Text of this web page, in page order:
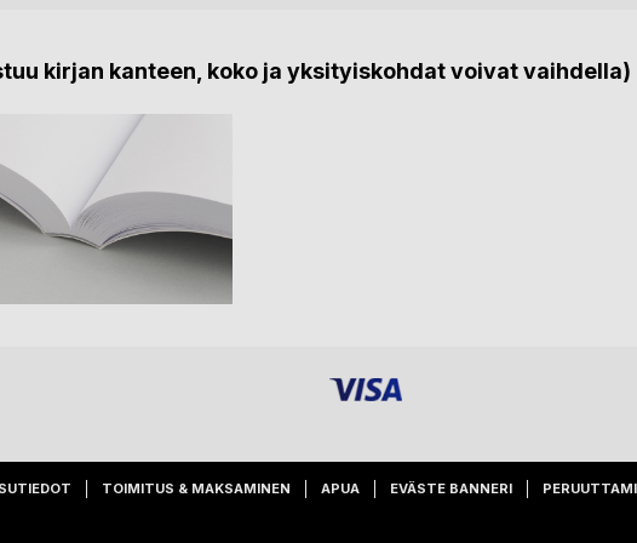
kirjan kanteen, koko ja yksityiskohdat voivat vaihdella)
TOIMITUS & MAKSAMINEN APUA EVÄSTE BANNERI